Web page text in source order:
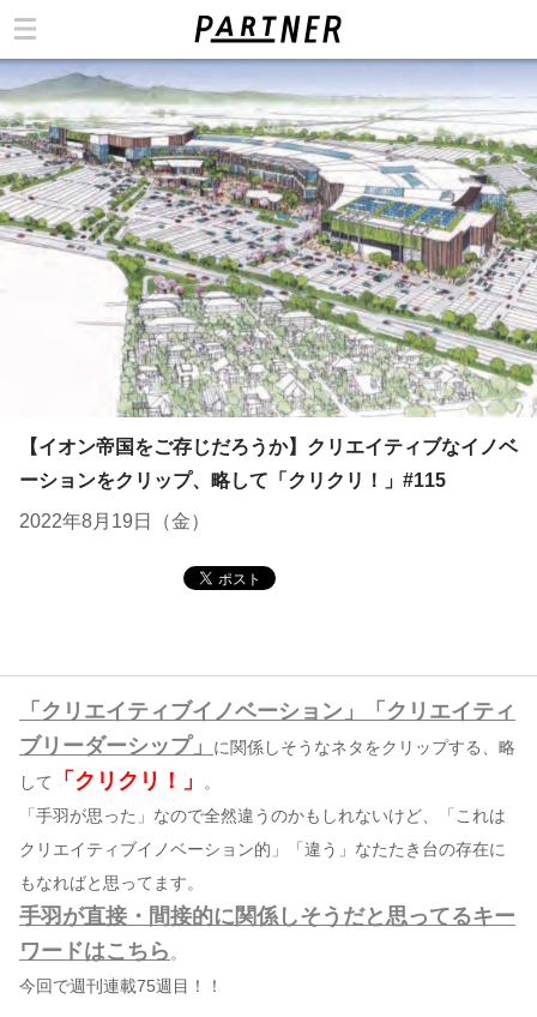
【イオン帝国をご存じだろうか】クリエイティブなイノベ
ーションをクリップ、略して「クリクリ！」#115
2022年8月19日（金）
「クリエイティブイノベーション」「クリエイティ
ブリーダーシップ」
に関係しそうなネタをクリップする、略
して
「クリクリ！」
。
「手羽が思った」なので全然違うのかもしれないけど、「これは
クリエイティブイノベーション的」「違う」なたたき台の存在に
もなればと思ってます。
手羽が直接・間接的に関係しそうだと思ってるキー
ワードはこちら 。
今回で週刊連載75週目！！
カテゴリ
運営会社
お問い合わせ